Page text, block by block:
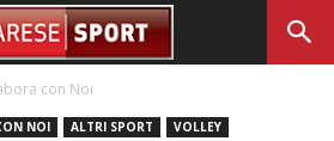
con Noi
NOI ALTRI SPORT VOLLEY